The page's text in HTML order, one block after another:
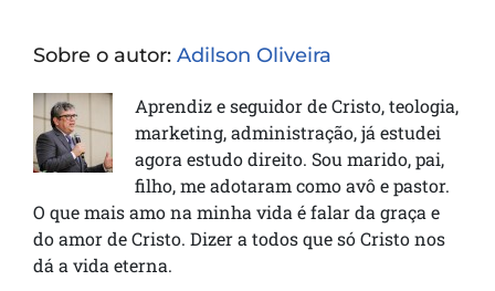
Sobre o autor: Adilson Oliveira
Aprendiz e seguidor de Cristo, teologia,
marketing, administração, já estudei
agora estudo direito. Sou marido, pai,
filho, me adotaram como avô e pastor.
O que mais amo na minha vida é falar da graça e
do amor de Cristo. Dizer a todos que só Cristo nos
dá a vida eterna.